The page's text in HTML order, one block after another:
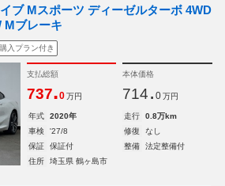
ブ Mスポーツ ディーゼルターボ 4WD
Mブレーキ
購入プラン付き
支払総額
737.0 万円
本体価格
714. 0 万円
年式 2020年 走行
0.8万km
車検
'27/8 修復
なし
保証
保証付 整備
法定整備付
住所
埼玉県 鶴ヶ島市